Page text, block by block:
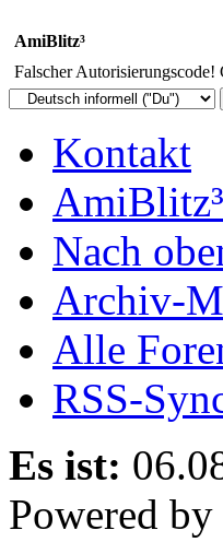
AmiBlitz³
Falscher Autorisierungscode!
Kontakt
AmiBlitz³
Nach
Archiv-
Alle
RSS-
Es ist:
Powered by